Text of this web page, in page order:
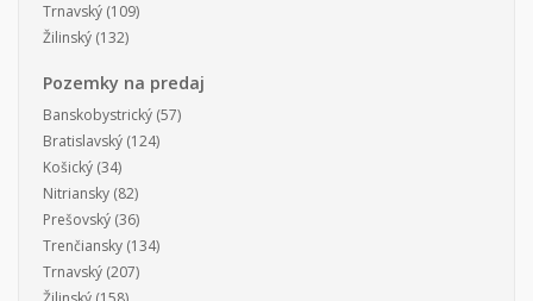
Trnavský (109)
Žilinský (132)
Pozemky na predaj
Banskobystrický (57)
Bratislavský (124)
Košický (34)
Nitriansky (82)
Prešovský (36)
Trenčiansky (134)
Trnavský (207)